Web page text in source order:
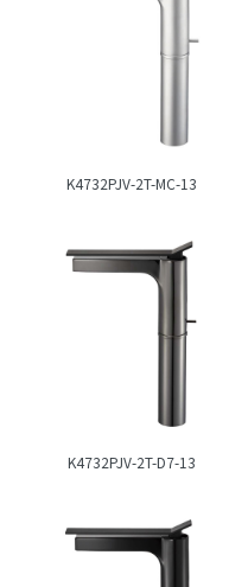
K4732PJV-2T-MC-13
K4732PJV-2T-D7-13